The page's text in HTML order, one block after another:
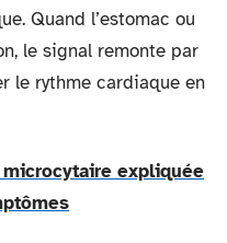
Quand l’estomac ou
le signal remonte par
le rythme cardiaque en
expliquée